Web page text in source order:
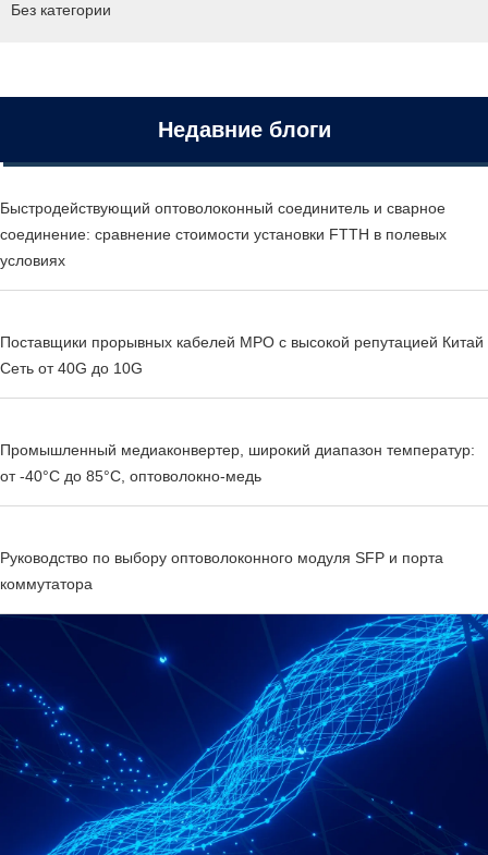
Без категории
Недавние блоги
Быстродействующий оптоволоконный соединитель и сварное
соединение: сравнение стоимости установки FTTH в полевых
условиях
Поставщики прорывных кабелей MPO с высокой репутацией Китай
Сеть от 40G до 10G
Промышленный медиаконвертер, широкий диапазон температур:
от -40°C до 85°C, оптоволокно-медь
Руководство по выбору оптоволоконного модуля SFP и порта
коммутатора